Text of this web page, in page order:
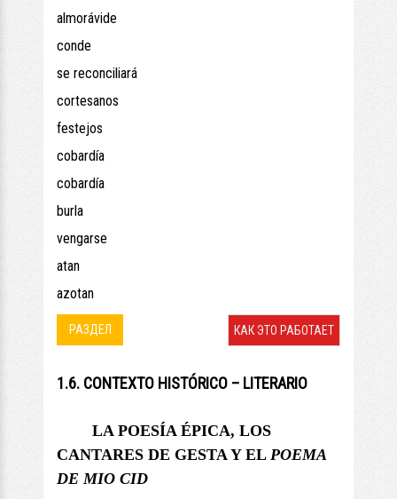
almorávide
conde
se reconciliará
cortesanos
festejos
cobardía
cobardía
burla
vengarse
atan
azotan
РАЗДЕЛ КАК ЭТО РАБОТАЕТ
1.6. CONTEXTO HISTÓRICO – LITERARIO
LA POESÍA ÉPICA, LOS
CANTARES DE GESTA YEL POEMA
DE MIO CID